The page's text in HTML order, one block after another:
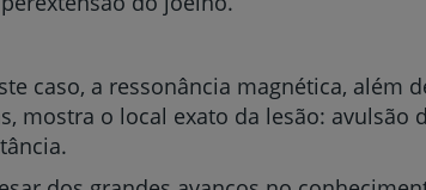
nós
nos
caso, a ressonância magnética, além
mostra o local exato da lesão: avulsão